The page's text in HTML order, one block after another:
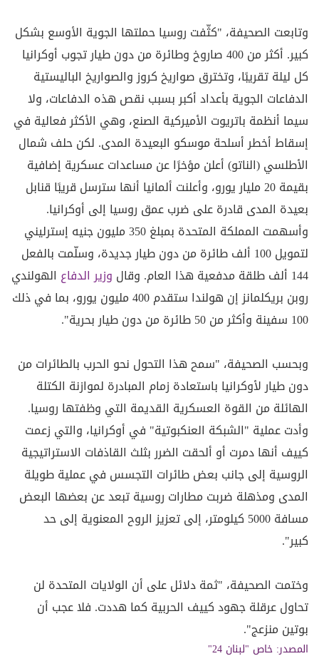
وتابعت الصحيفة، "كثّفت روسيا حملتها الجوية الأوسع بشكل
كبير. أكثر من 400 صاروخ وطائرة من دون طيار تجوب أوكرانيا
كل ليلة تقريبًا، وتخترق صواريخ كروز والصواريخ الباليستية
الدفاعات الجوية بأعداد أكبر بسبب نقص هذه الدفاعات، ولا
سيما أنظمة باتريوت الأميركية الصنع، وهي الأكثر فعالية في
إسقاط أخطر أسلحة موسكو البعيدة المدى. لكن حلف شمال
الأطلسي (الناتو) أعلن مؤخرًا عن مساعدات عسكرية إضافية
بقيمة 20 مليار يورو، وأعلنت ألمانيا أنها سترسل قريبًا قنابل
بعيدة المدى قادرة على ضرب عمق روسيا إلى أوكرانيا.
وأسهمت المملكة المتحدة بمبلغ 350 مليون جنيه إسترليني
لتمويل 100 ألف طائرة من دون طيار جديدة، وسلّمت بالفعل
144 ألف طلقة مدفعية هذا العام. وقال
وزير الدفاع الهولندي
روبن بريكلمانز إن هولندا ستقدم 400 مليون يورو، بما في ذلك
100 سفينة وأكثر من 50 طائرة من دون طيار بحرية".
وبحسب الصحيفة، "سمح هذا التحول نحو الحرب بالطائرات من
دون طيار لأوكرانيا باستعادة زمام المبادرة لموازنة الكتلة
الهائلة من القوة العسكرية القديمة التي وظفتها روسيا.
وأدت عملية "الشبكة العنكبوتية" في أوكرانيا، والتي زعمت
كييف أنها دمرت أو ألحقت الضرر بثلث القاذفات الاستراتيجية
الروسية إلى جانب بعض طائرات التجسس في عملية طويلة
المدى ومذهلة ضربت مطارات روسية تبعد عن بعضها البعض
مسافة 5000 كيلومتر، إلى تعزيز الروح المعنوية إلى حد
كبير".
وختمت الصحيفة، "ثمة دلائل على أن الولايات المتحدة لن
تحاول عرقلة جهود كييف الحربية كما هددت. فلا عجب أن
بوتين منزعج".
المصدر: خاص "لبنان 24"